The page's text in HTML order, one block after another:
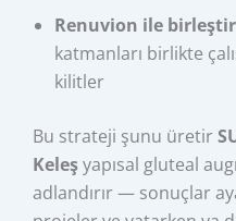
Renuvion ile
katmanları birlikte
kilitler
Bu strateji şunu üretir
Keleşyapısal gluteal
adlandırır — sonuçlar